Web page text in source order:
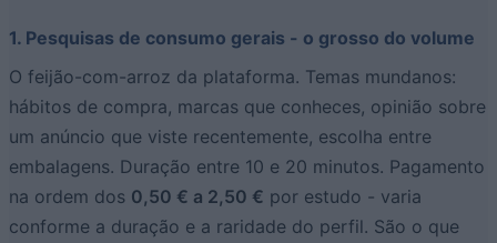
1. Pesquisas de consumo gerais - o grosso do volume
O feijão-com-arroz da plataforma. Temas mundanos:
hábitos de compra, marcas que conheces, opinião sobre
um anúncio que viste recentemente, escolha entre
embalagens. Duração entre 10 e 20 minutos. Pagamento
na ordem dos 0,50 € a 2,50 € por estudo - varia
conforme a duração e a raridade do perfil. São o que